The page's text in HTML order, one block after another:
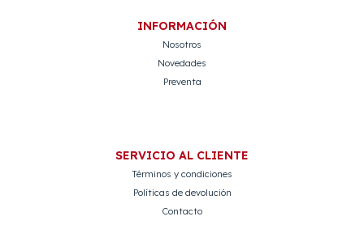
INFORMACIÓN
Nosotros
Novedades
Preventa
SERVICIO AL CLIENTE
Términos y condiciones
Políticas de devolución
Contacto